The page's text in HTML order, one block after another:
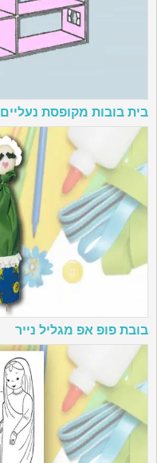
בית בובות מקופסת נעליים
בובת פופ אפ מגליל נייר